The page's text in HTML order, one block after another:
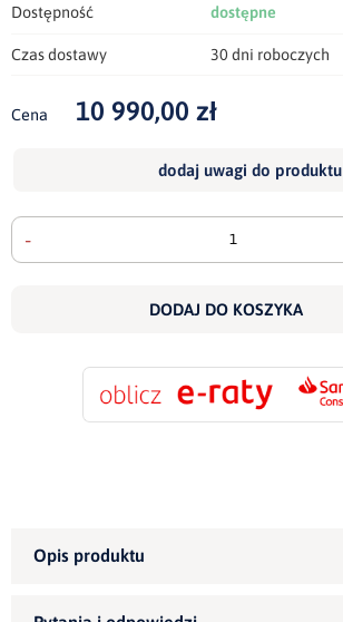
Dostępność dostępne
Czas dostawy 30 dni roboczych
Cena 10 990,00 zł
dodaj uwagi do produktu
-
DODAJ DO KOSZYKA